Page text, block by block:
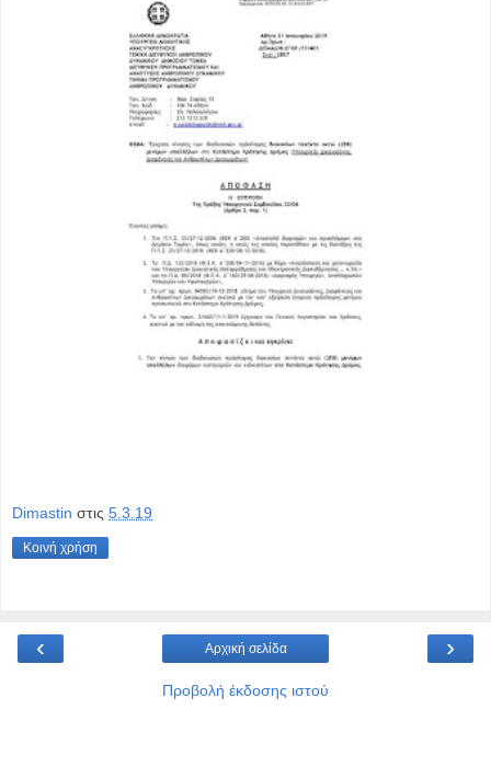
Dimastin στις 5.3.19
Κοινή χρήση
‹ ›
Αρχική σελίδα
Προβολή έκδοσης ιστού